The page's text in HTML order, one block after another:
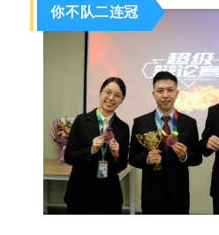
你不队二连冠